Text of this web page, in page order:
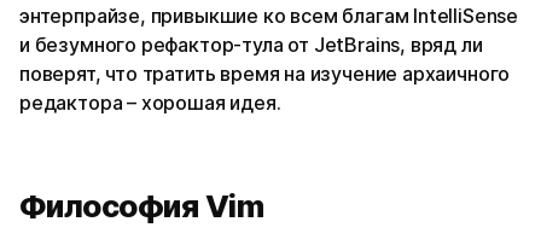
энтерпрайзе, привыкшие ко всем благам IntelliSense
и безумного рефактор-тула от JetBrains, вряд ли
поверят, что тратить время на изучение архаичного
редактора – хорошая идея.
Философия Vim